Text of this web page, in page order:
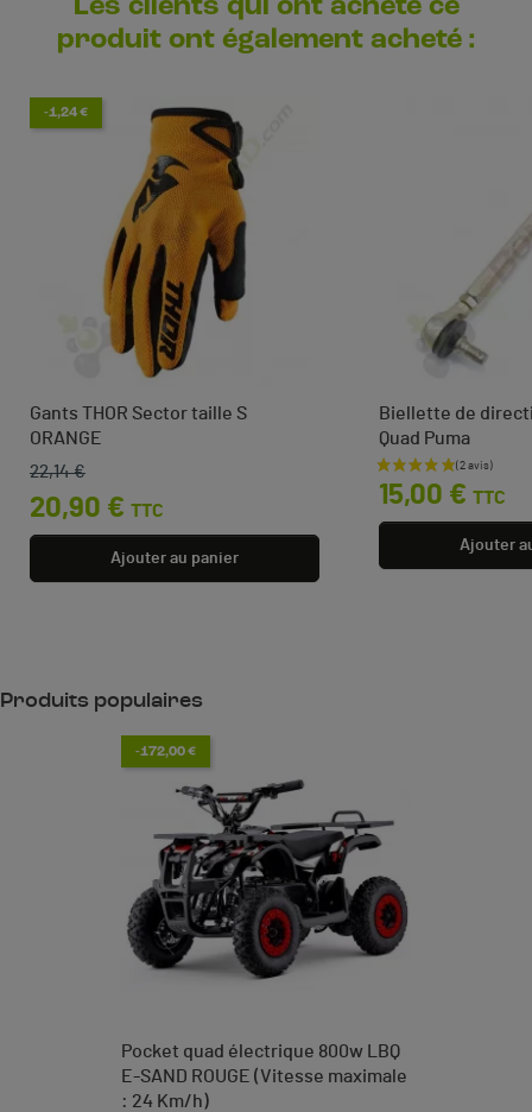
Les clients qui ont acheté ce
produit ont également acheté :
-1,24 €
Gants THOR Sector taille S
ORANGE
Prix de base
22,14 €
Prix
20,90 € TTC
Ajouter au panier
Biellette de
Quad Puma
Prix
15,00 € TTC
Ajouter
Produits populaires
-172,00 €
Pocket quad électrique 800w LBQ
E-SAND ROUGE (Vitesse maximale
: 24 Km/h)